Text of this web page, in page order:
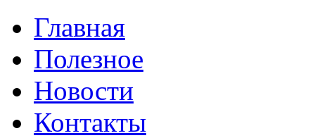
Главная
Полезное
Новости
Контакты